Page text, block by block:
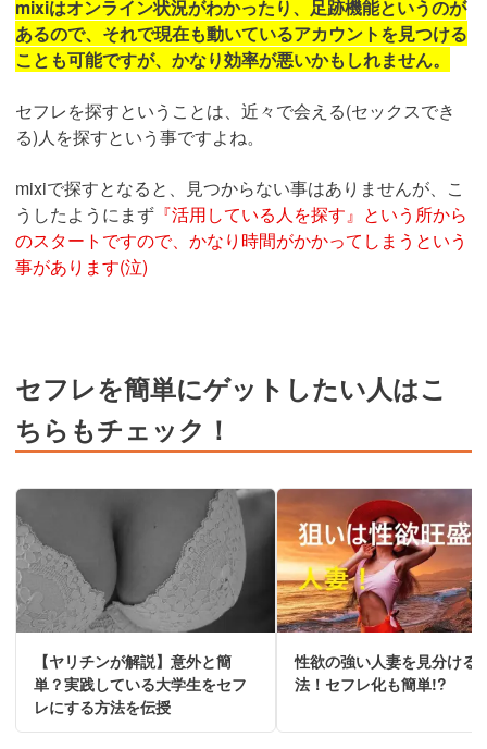
mixiはオンライン状況がわかったり、足跡機能というのが
あるので、それで現在も動いているアカウントを見つける
ことも可能ですが、かなり効率が悪いかもしれません。
セフレを探すということは、近々で会える(セックスでき
る)人を探すという事ですよね。
mixiで探すとなると、見つからない事はありませんが、こ
うしたようにまず 『活用している人を探す』という所から
のスタートですので、かなり時間がかかってしまうという
事があります(泣)
セフレを簡単にゲットしたい人はこ
ちらもチェック！
【ヤリチンが解説】意外と簡
単？実践している大学生をセフ
レにする方法を伝授
性欲の強い人妻を見分ける
法！セフレ化も簡単!?